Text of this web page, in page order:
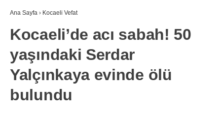
Ana Sayfa › Kocaeli Vefat
Kocaeli’de acı sabah! 50
yaşındaki Serdar
Yalçınkaya evinde ölü
bulundu